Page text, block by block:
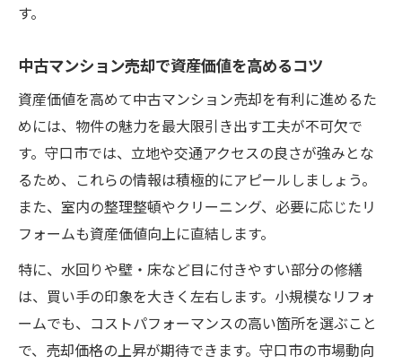
す。
中古マンション売却で資産価値を高めるコツ
資産価値を高めて中古マンション売却を有利に進めるた
めには、物件の魅力を最大限引き出す工夫が不可欠で
す。守口市では、立地や交通アクセスの良さが強みとな
るため、これらの情報は積極的にアピールしましょう。
また、室内の整理整頓やクリーニング、必要に応じたリ
フォームも資産価値向上に直結します。
特に、水回りや壁・床など目に付きやすい部分の修繕
は、買い手の印象を大きく左右します。小規模なリフォ
ームでも、コストパフォーマンスの高い箇所を選ぶこと
で、売却価格の上昇が期待できます。守口市の市場動向